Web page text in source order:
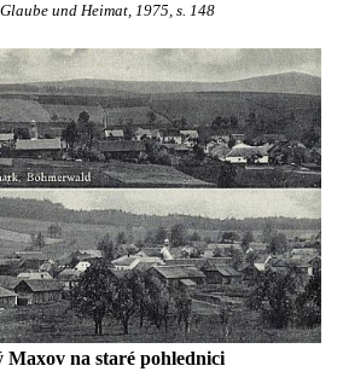
und Heimat, 1975, s. 148
Maxov na staré pohlednici